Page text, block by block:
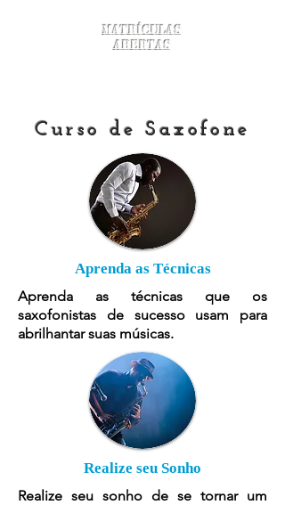
Matrículas
Abertas
Curso de Saxofone
Aprenda as Técnicas
Aprenda as técnicas que os
saxofonistas de sucesso usam para
abrilhantar suas músicas.
Realize seu Sonho
Realize seu sonho de se tornar um